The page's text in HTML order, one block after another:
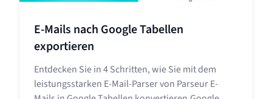
E-Mails nach Google Tabellen
exportieren
Entdecken Sie in 4 Schritten, wie Sie mit dem
leistungsstarken E-Mail-Parser von Parseur E-